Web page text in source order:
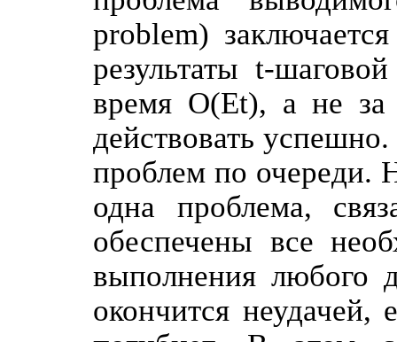
problem)
результаты t-
время O(Et), а не
действовать
проблем по очереди.
одна проблема,
обеспечены все
выполнения любого
окончится неудачей,